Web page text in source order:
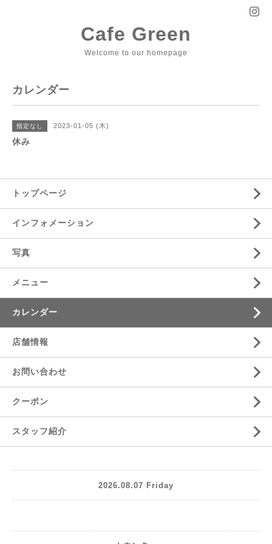
Cafe Green
Welcome to our homepage
カレンダー
指定なし 2023-01-05 (木)
休み
トップページ
インフォメーション
写真
メニュー
カレンダー
店舗情報
お問い合わせ
クーポン
スタッフ紹介
2026.08.07 Friday